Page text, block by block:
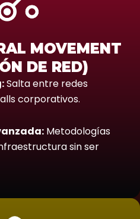
MOVEMENT
DE RED)
Salta entre redes
corporativos.
Metodologías
sin ser